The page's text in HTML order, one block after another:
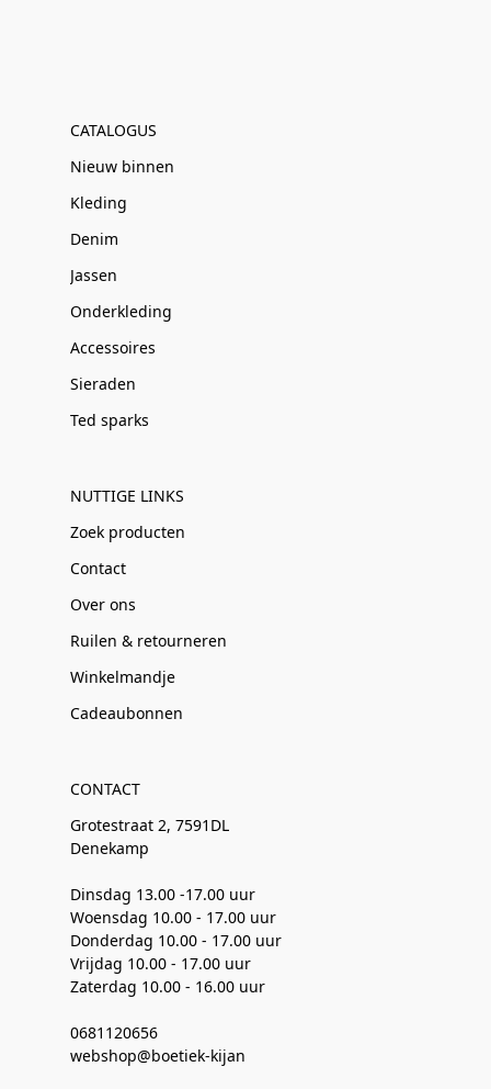
CATALOGUS
Nieuw binnen
Kleding
Denim
Jassen
Onderkleding
Accessoires
Sieraden
Ted sparks
NUTTIGE LINKS
Zoek producten
Contact
Over ons
Ruilen & retourneren
Winkelmandje
Cadeaubonnen
CONTACT
Grotestraat 2, 7591DL
Denekamp
Dinsdag 13.00 -17.00 uur
Woensdag 10.00 - 17.00 uur
Donderdag 10.00 - 17.00 uur
Vrijdag 10.00 - 17.00 uur
Zaterdag 10.00 - 16.00 uur
0681120656
webshop@boetiek-kijan